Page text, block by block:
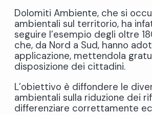
Dolomiti Ambiente, che si
ambientali sul territorio, ha
seguire l’esempio degli oltre
che, da Nord a Sud, hanno
applicazione, mettendola
disposizione dei cittadini.
L’obiettivo è diffondere le
ambientali sulla riduzione dei
differenziare correttamente